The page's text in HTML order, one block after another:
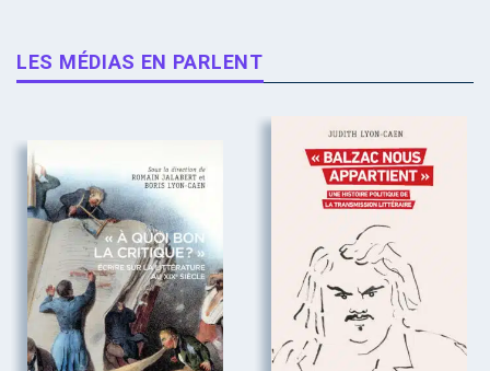
LES MÉDIAS EN PARLENT